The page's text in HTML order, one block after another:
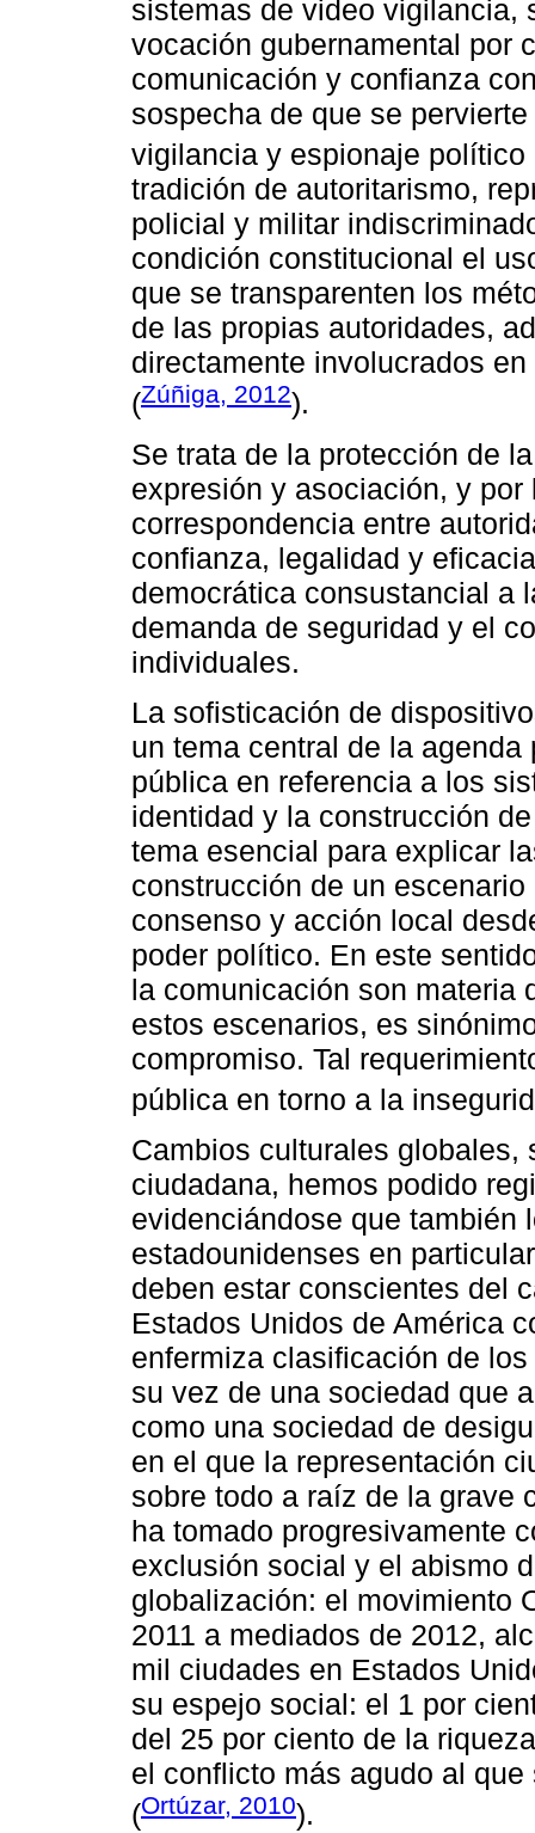
sistemas de video vigilancia,
vocación gubernamental por
comunicación y confianza
sospecha de que se
vigilancia y espionaje político
tradición de autoritarismo,
policial y militar
condición constitucional el
que se transparenten los
de las propias autoridades,
directamente involucrados
(Zúñiga, 2012).
Se trata de la protección de
expresión y asociación, y
correspondencia entre
confianza, legalidad y
democrática consustancial a
demanda de seguridad y el
individuales.
La sofisticación de
un tema central de la
pública en referencia a los
identidad y la construcción
tema esencial para explicar
construcción de un
consenso y acción local
poder político. En este
la comunicación son materia
estos escenarios, es
compromiso. Tal
pública en torno a la
Cambios culturales globales,
ciudadana, hemos podido
evidenciándose que también
estadounidenses en
deben estar conscientes del
Estados Unidos de América
enfermiza clasificación de
su vez de una sociedad que
como una sociedad de
en el que la representación
sobre todo a raíz de la grave
ha tomado progresivamente
exclusión social y el abismo
globalización: el movimiento
2011 a mediados de 2012,
mil ciudades en Estados
su espejo social: el 1 por
del 25 por ciento de la
el conflicto más agudo al
(Ortúzar, 2010).